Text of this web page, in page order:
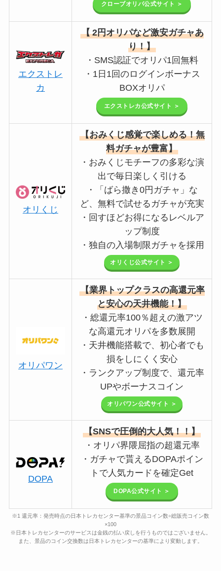
クローブオリパ公式サイト ＞
エクストレ
カ
【 2円オリパなど激安ガチャあ
り！】
・SMS認証でオリパ1回無料
・1日1回のログインボーナス
BOXオリパ
エクストレカ公式サイト ＞
オリくじ
【おみくじ感覚で楽しめる！無
料ガチャが豊富】
・おみくじモチーフの多彩な演
出で毎日楽しく引ける
・「ばら撒き0円ガチャ」な
ど、無料で試せるガチャが充実
・回すほどお得になるレベルア
ップ制度
・独自の入場制限ガチャを採用
オリくじ公式サイト ＞
オリパワン
【業界トップクラスの高還元率
と安心の天井機能！】
・総還元率100％超えの激アツ
な高還元オリパを多数展開
・天井機能搭載で、初心者でも
損をしにくく安心
・ランクアップ制度で、還元率
UPやボーナスコイン
オリパワン公式サイト ＞
DOPA
【SNSで圧倒的大人気！！】
・オリパ界隈屈指の超還元率
・ガチャで貰えるDOPAポイン
トで人気カードを確定Get
DOPA公式サイト ＞
※1 還元率：発売時点の日本トレカセンター基準の景品コイン数÷総販売コイン数
×100
※日本トレカセンターのサービスは金銭の払い戻しを行うものではございません。
また、景品のコイン交換数は日本トレカセンターの基準により変動します。